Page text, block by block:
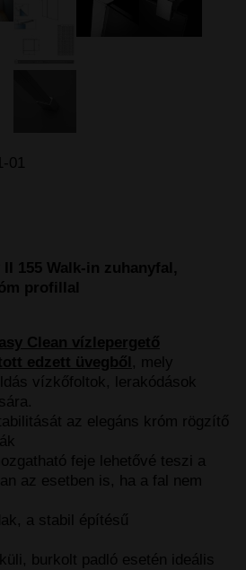
01
II 155 Walk-in zuhanyfal,
profillal
Clean vízlepergető
edzett üvegből , mely
vízkőfoltok, lerakódások
az elegáns króm rögzítő
feje lehetővé teszi a
az esetben is, ha a fal nem
a stabil építésű
burkolt padló esetén ideális